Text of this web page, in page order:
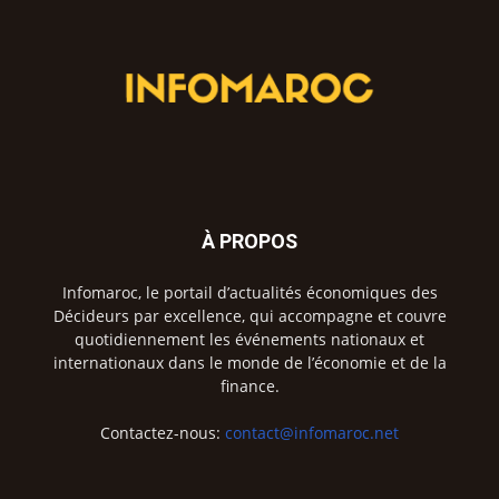
À PROPOS
Infomaroc, le portail d’actualités économiques des
Décideurs par excellence, qui accompagne et couvre
quotidiennement les événements nationaux et
internationaux dans le monde de l’économie et de la
finance.
Contactez-nous: contact@infomaroc.net